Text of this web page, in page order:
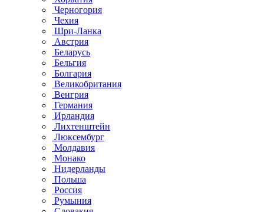
Черногория
Чехия
Шри-Ланка
Австрия
Беларусь
Бельгия
Болгария
Великобритания
Венгрия
Германия
Ирландия
Лихтенштейн
Люксембург
Молдавия
Монако
Нидерланды
Польша
Россия
Румыния